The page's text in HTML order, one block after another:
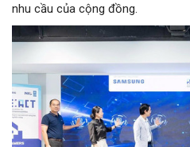
nhu cầu của cộng đồng.